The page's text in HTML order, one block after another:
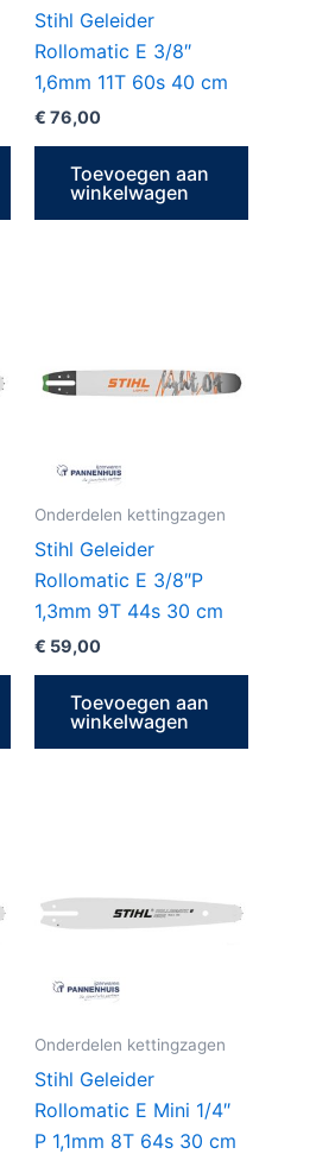
Stihl Geleider
Rollomatic E 3/8″
1,6mm 11T 60s 40 cm
€ 76,00
Toevoegen aan
winkelwagen
Onderdelen kettingzagen
Stihl Geleider
Rollomatic E 3/8″P
1,3mm 9T 44s 30 cm
€ 59,00
Toevoegen aan
winkelwagen
Onderdelen kettingzagen
Stihl Geleider
Rollomatic E Mini 1/4″
P 1,1mm 8T 64s 30 cm